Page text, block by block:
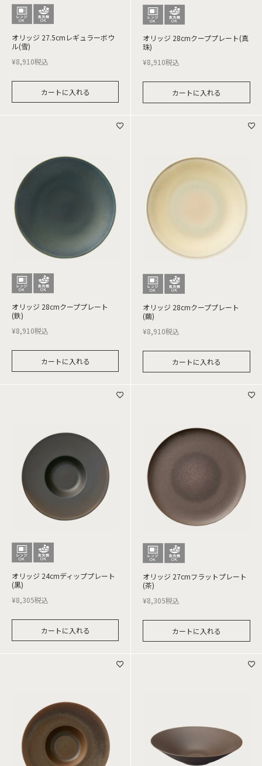
オリッジ 27.5cmレギュラーボウ
ル(雪)
¥8,910税込
カートに入れる
オリッジ 28cmクーププレート(真
珠)
¥8,910税込
カートに入れる
オリッジ 28cmクーププレート
(鉄)
¥8,910税込
カートに入れる
オリッジ 28cmクーププレート
(繭)
¥8,910税込
カートに入れる
オリッジ 24cmディッププレート
(黒)
¥8,305税込
カートに入れる
オリッジ 27cmフラットプレート
(茶)
¥8,305税込
カートに入れる